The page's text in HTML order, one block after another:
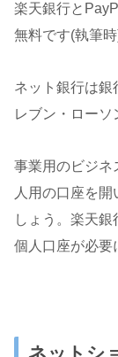
楽天銀行と
無料です(執筆時)
ネット銀行は銀
レブン・ローソ
事業用のビジネ
人用の口座を
しょう。楽天
個人口座が必要
ネットシ